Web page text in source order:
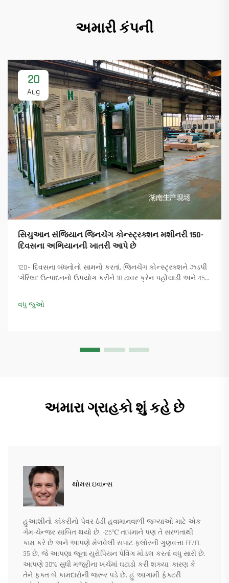
અમારી કંપની
20
Aug
સિચુઆન સંજિયાન જિનચેંગ કોન્સ્ટ્રક્શન મશીનરી 150-
દિવસના અભિયાનની ખાતરી આપે છે
120+ દિવસના બંધનોનો સામનો કરતાં, જિનચેંગ કોન્સ્ટ્રક્શને ઝડપી
'ગેરિલા' ઉત્પાદનનો ઉપયોગ કરીને 18 ટાવર ક્રેન પહોંચાડી અને 45+
વધુ માહિતી મેળવો.
વધુ જુઓ
અમારા ગ્રાહકો શું કહે છે
થોમસ ઇવાન્સ
હુઆશીનો કાંકરીનો પેવર ઠંડી હવામાનવાળી જગ્યાઓ માટે એક
ગેમ-ચેન્જર સાબિત થયો છે. -25℃ તાપમાને પણ તે સરળતાથી
કામ કરે છે અને આપણે મેળવેલી સપાટ ફ્લોરની ગુણવત્તા FF/FL
35 છે, જે આપણા જૂના યુરોપિયન પેવિંગ મોડલ કરતાં વધુ સારી છે.
આપણે 30% સુધી મજૂરીના ખર્ચમાં ઘટાડો કરી શક્યા, કારણ કે
તેને ફક્ત બે કામદારોની જરૂર પડે છે. હું આગામી ફેક્ટરી